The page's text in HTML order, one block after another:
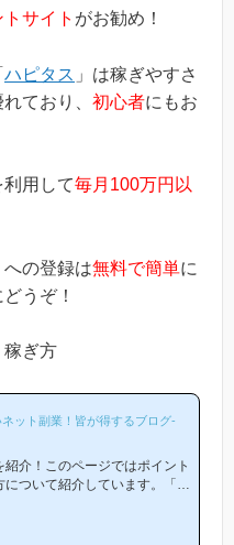
サイト がお勧め！
ハピタス 」は稼ぎやすさ
ており、 初心者にもお
用して毎月100万円以
への登録は無料で簡単に
うぞ！
稼ぎ方
ット副業！皆が得するブログ-
介！このページではポイント
ついて紹介しています。「ハ